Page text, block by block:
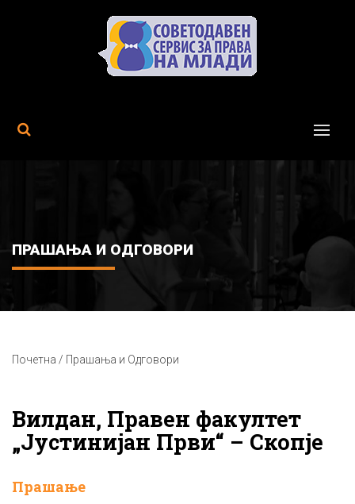
MENU
ПРАШАЊА И ОДГОВОРИ
Почетна / Прашања и Одговори
Вилдан, Правен факултет
„Јустинијан Први“ – Скопје
Прашање